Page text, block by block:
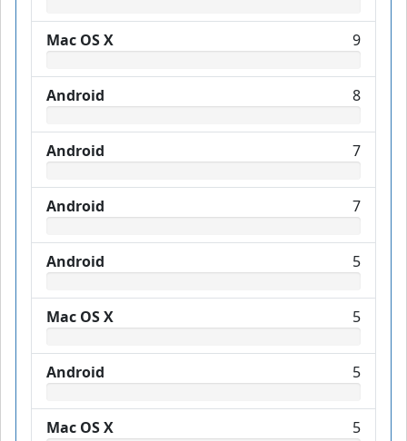
Mac OS X 9
Android 8
Android 7
Android 7
Android 5
Mac OS X 5
Android 5
Mac OS X 5